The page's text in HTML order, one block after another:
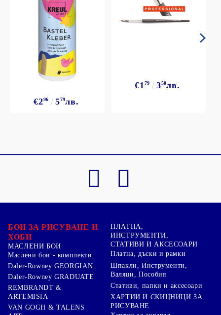
€296 579лв.
€1 79 350лв.
БОИ ЗА РИСУВАНЕ И
ХОБИ
МАСЛЕНИ БОИ
Маслени бои - комплекти
Daler-Rowney GEORGIAN
Daler-Rowney GRADUATE
REMBRANDT &
ARTEMISIA
VAN GOGH & TALENS
ПЛАТНА,
ИНСТРУМЕНТИ,
СТАТИВИ И АКСЕСОАРИ
Платна, дъски и рамки
Шпакли, Инструменти,
Валяци, Пособия
Стативи, папки и аксесоари
ХАРТИИ И СКИЦНИЦИ ЗА
РИСУВАНЕ